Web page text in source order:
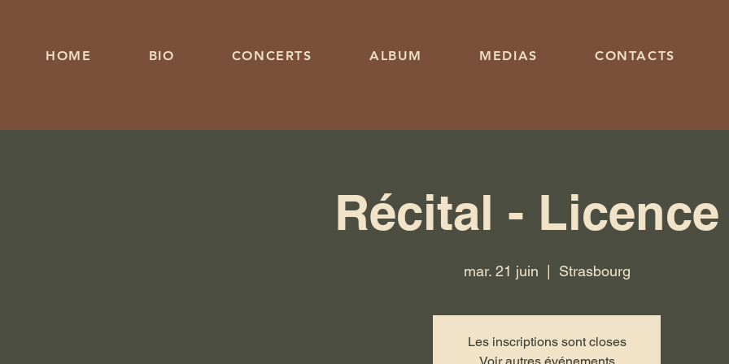
HOME BIO CONCERTS ALBUM MEDIAS CONTACTS
Récital - Licence
mar. 21 juin Strasbourg
Les inscriptions sont closes